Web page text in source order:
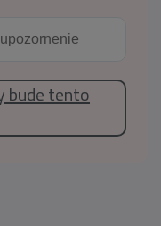
bude tento